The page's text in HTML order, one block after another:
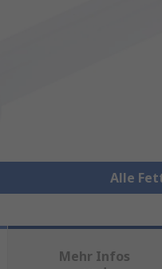
Alle
Mehr Infos